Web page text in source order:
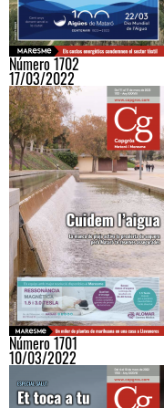
Número 1702
17/03/2022
Número 1701
10/03/2022